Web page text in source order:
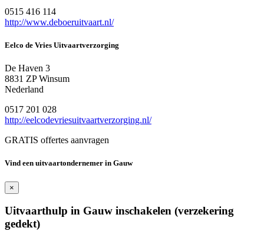
0515 416 114
http://www.deboeruitvaart.nl/
Eelco de Vries Uitvaartverzorging
De Haven 3
8831 ZP Winsum
Nederland
0517 201 028
http://eelcodevriesuitvaartverzorging.nl/
GRATIS offertes aanvragen
Vind een uitvaartondernemer in Gauw
×
Uitvaarthulp in Gauw inschakelen (verzekering
gedekt)